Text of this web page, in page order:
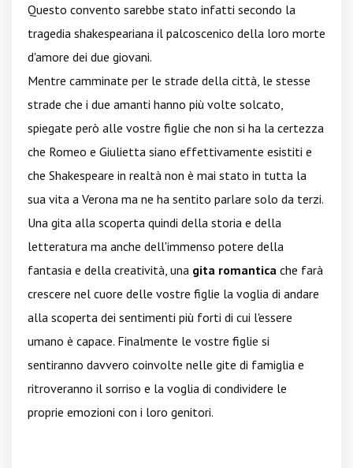
Questo convento sarebbe stato infatti secondo la
tragedia shakespeariana il palcoscenico della loro morte
d'amore dei due giovani.
Mentre camminate per le strade della città, le stesse
strade che i due amanti hanno più volte solcato,
spiegate però alle vostre figlie che non si ha la certezza
che Romeo e Giulietta siano effettivamente esistiti e
che Shakespeare in realtà non è mai stato in tutta la
sua vita a Verona ma ne ha sentito parlare solo da terzi.
Una gita alla scoperta quindi della storia e della
letteratura ma anche dell'immenso potere della
fantasia e della creatività, una gita romantica che farà
crescere nel cuore delle vostre figlie la voglia di andare
alla scoperta dei sentimenti più forti di cui l'essere
umano è capace. Finalmente le vostre figlie si
sentiranno davvero coinvolte nelle gite di famiglia e
ritroveranno il sorriso e la voglia di condividere le
proprie emozioni con i loro genitori.